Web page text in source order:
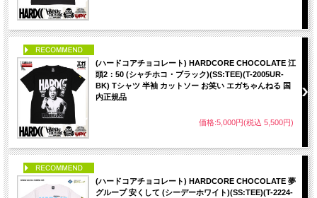
(ハードコアチョコレート) HARDCORE CHOCOLATE 江
頭2：50 (シャチホコ・ブラック)(SS:TEE)(T-2005UR-
BK) Tシャツ 半袖 カットソー お笑い エガちゃんねる 国
内正規品
価格:5,000円(税込 5,500円)
(ハードコアチョコレート) HARDCORE CHOCOLATE 夢
グループ 安くして (シーデーホワイト)(SS:TEE)(T-2224-